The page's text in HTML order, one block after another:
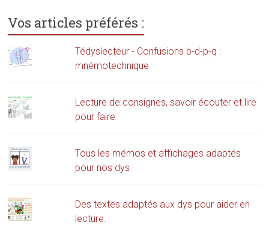
Vos articles préférés :
Tédyslecteur - Confusions b-d-p-q :
mnémotechnique
Lecture de consignes, savoir écouter et lire
pour faire
Tous les mémos et affichages adaptés
pour nos dys
Des textes adaptés aux dys pour aider en
lecture.